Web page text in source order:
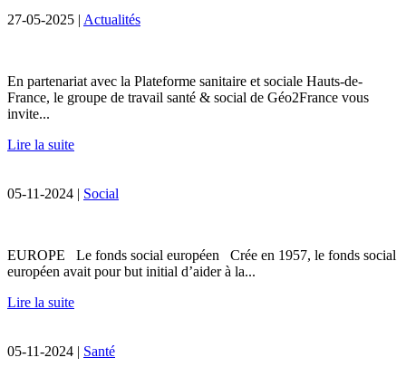
27-05-2025 | Actualités
En partenariat avec la Plateforme sanitaire et sociale Hauts-de-
France, le groupe de travail santé & social de Géo2France vous
invite...
Lire la suite
05-11-2024 | Social
EUROPE Le fonds social européen Crée en 1957, le fonds social
européen avait pour but initial d’aider à la...
Lire la suite
05-11-2024 | Santé